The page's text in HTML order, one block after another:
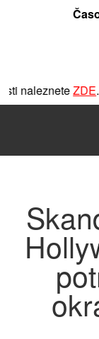
nalezneteZDE.